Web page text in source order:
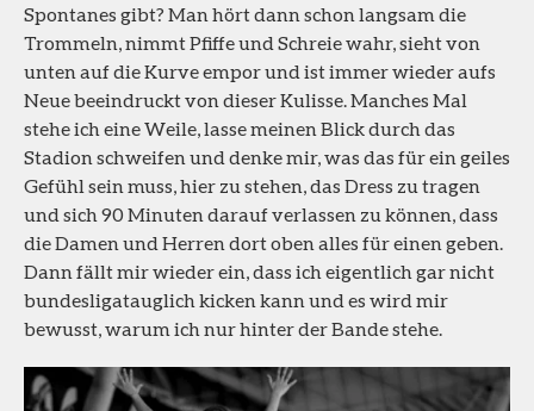
Spontanes gibt? Man hört dann schon langsam die
Trommeln, nimmt Pfiffe und Schreie wahr, sieht von
unten auf die Kurve empor und ist immer wieder aufs
Neue beeindruckt von dieser Kulisse. Manches Mal
stehe ich eine Weile, lasse meinen Blick durch das
Stadion schweifen und denke mir, was das für ein geiles
Gefühl sein muss, hier zu stehen, das Dress zu tragen
und sich 90 Minuten darauf verlassen zu können, dass
die Damen und Herren dort oben alles für einen geben.
Dann fällt mir wieder ein, dass ich eigentlich gar nicht
bundesligatauglich kicken kann und es wird mir
bewusst, warum ich nur hinter der Bande stehe.